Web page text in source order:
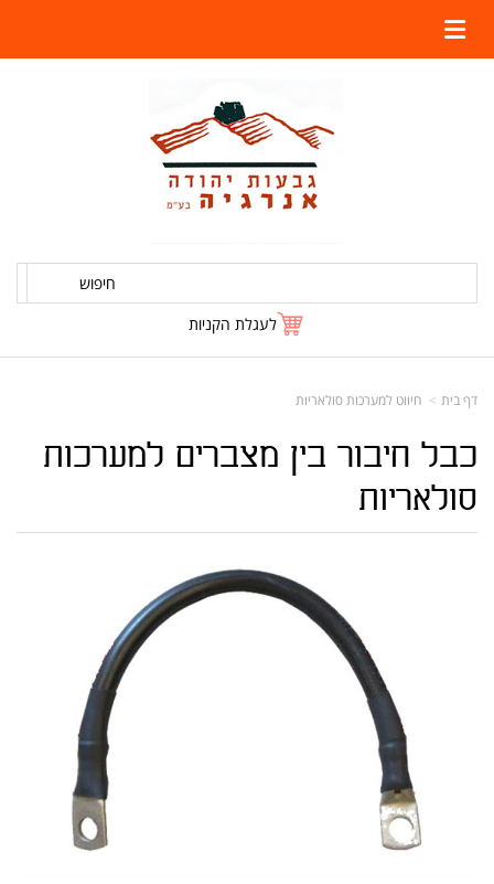
חיפוש
לעגלת הקניות
דף בית חיווט למערכות סולאריות
כבל חיבור בין מצברים למערכות
סולאריות